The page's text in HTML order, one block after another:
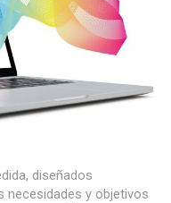
diseñados
necesidades y objetivos